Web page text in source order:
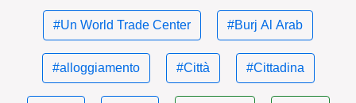
#Un World Trade Center #Burj Al Arab
#alloggiamento #Città #Cittadina